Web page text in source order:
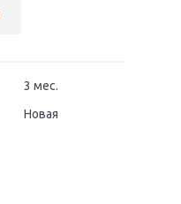
3 мес.
Новая